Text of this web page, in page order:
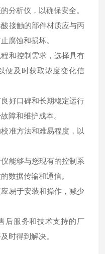
分析仪，以确保安全。
接触的部件材质应与丙
腐蚀和损坏。
和控制需求，选择具有
便及时获取浓度变化信
好口碑和长期稳定运行
障和维护成本。
准方法和难易程度，以
能够与您现有的控制系
数据传输和通信。
易于安装和操作，减少
后服务和技术支持的厂
时得到解决。